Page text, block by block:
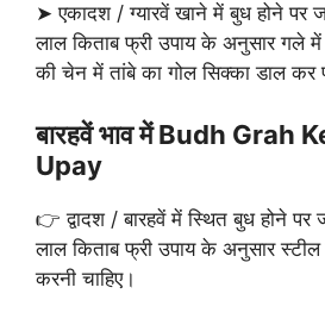
➤ एकादश / ग्यारवें खाने में बुध होने पर
लाल किताब फ्री उपाय के अनुसार गले में
की चेन में तांबे का गोल सिक्का डाल कर
बारहवें भाव में Budh Grah
Upay
👉 द्वादश / बारहवें में स्थित बुध होने
लाल किताब फ्री उपाय के अनुसार स्टील
करनी चाहिए।